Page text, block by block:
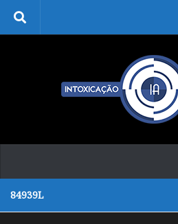
Skip to content
84939L